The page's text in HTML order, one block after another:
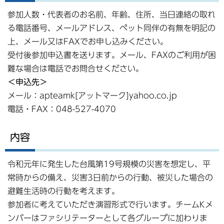
参加人数・代表者のお名前、年齢、住所、当日連絡の取れ
る電話番号、メールアドレス、ペット同伴の有無を明記の
上、メール又はFAXでお申し込みください。
受付後参加申込書を送ります。メール、FAXのご利用が困
難な場合は電話でお問合せください。
＜申込先＞
メール：apteamk[アットマーク]yahoo.co.jp
電話・FAX：048-527-4070
内容
令和元年に発生した台風第19号規模の災害を想定し、平
常時からの備え、災害3日前からの行動、被災した場合の
避難生活時の行動を考えます。
参加者に考えていただき演習形式で行います。チームKメ
ンバーはファシリテーターとして各グループに加わりま